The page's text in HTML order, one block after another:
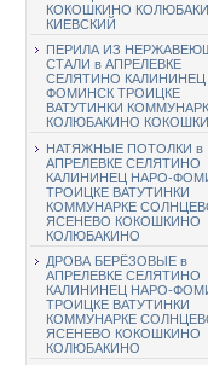
КОКОШКИНО
КИЕВСКИЙ
ПЕРИЛА ИЗ
СТАЛИ в АПРЕЛЕВКЕ
СЕЛЯТИНО
ФОМИНСК ТРОИЦКЕ
ВАТУТИНКИ
КОЛЮБАКИНО
НАТЯЖНЫЕ ПОТОЛКИ в
АПРЕЛЕВКЕ СЕЛЯТИНО
КАЛИНИНЕЦ НАРО-
ТРОИЦКЕ ВАТУТИНКИ
КОММУНАРКЕ
ЯСЕНЕВО КОКОШКИНО
КОЛЮБАКИНО
ДРОВА БЕРЁЗОВЫЕ в
АПРЕЛЕВКЕ СЕЛЯТИНО
КАЛИНИНЕЦ НАРО-
ТРОИЦКЕ ВАТУТИНКИ
КОММУНАРКЕ
ЯСЕНЕВО КОКОШКИНО
КОЛЮБАКИНО